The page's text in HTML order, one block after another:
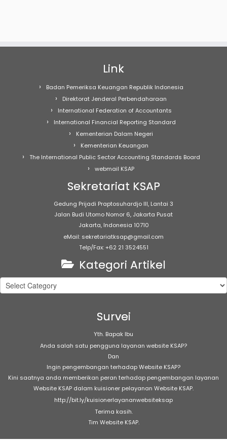
Link
Badan Pemeriksa Keuangan Republik Indonesia
Direktorat Jenderal Perbendaharaan
International Federation of Accountants
International Financial Reporting Standard
Kementerian Dalam Negeri
Kementerian Keuangan
The International Public Sector Accounting Standards Board
webmail KSAP
Sekretariat KSAP
Gedung Prijadi Praptosuhardjo III, Lantai 3
Jalan Budi Utomo Nomor 6, Jakarta Pusat
Jakarta, Indonesia 10710
eMail: sekretariatksap@gmail.com
Telp/Fax: +62 21 3524551
Kategori Artikel
Kategori
Artikel
Survei
Yth. Bapak Ibu
Anda salah satu pengguna layanan website KSAP?
Dan
Ingin pengembangan terhadap Website KSAP?
Kini saatnya anda memberikan peran terhadap pengembangan layanan
Website KSAP dalam kuisioner pelayanan Website KSAP.
http://bit.ly/kuisionerlayananwebsiteksap
Terima kasih.
Tim Website KSAP.